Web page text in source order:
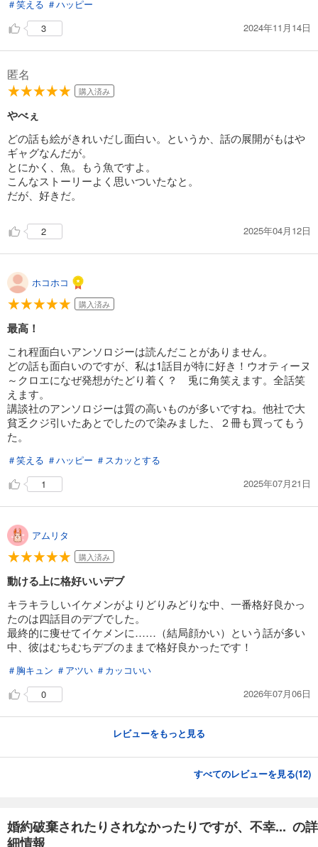
＃笑える ＃ハッピー
3
2024年11月14日
匿名
購入済み
やべぇ
どの話も絵がきれいだし面白い。というか、話の展開がもはや
ギャグなんだが。
とにかく、魚。もう魚ですよ。
こんなストーリーよく思いついたなと。
だが、好きだ。
2 2025年04月12日
ホコホコ
購入済み
最高！
これ程面白いアンソロジーは読んだことがありません。
どの話も面白いのですが、私は1話目が特に好き！ウオティーヌ
～クロエになぜ発想がたどり着く？ 兎に角笑えます。全話笑
えます。
講談社のアンソロジーは質の高いものが多いですね。他社で大
貧乏クジ引いたあとでしたので染みました、２冊も買ってもう
た。
＃笑える ＃ハッピー ＃スカッとする
1
2025年07月21日
アムリタ
購入済み
動ける上に格好いいデブ
キラキラしいイケメンがよりどりみどりな中、一番格好良かっ
たのは四話目のデブでした。
最終的に痩せてイケメンに……（結局顔かい）という話が多い
中、彼はむちむちデブのままで格好良かったです！
＃胸キュン ＃アツい ＃カッコいい
0
2026年07月06日
レビューをもっと見る
すべてのレビューを見る(12)
婚約破棄されたりされなかったりですが、不幸... の詳
細情報